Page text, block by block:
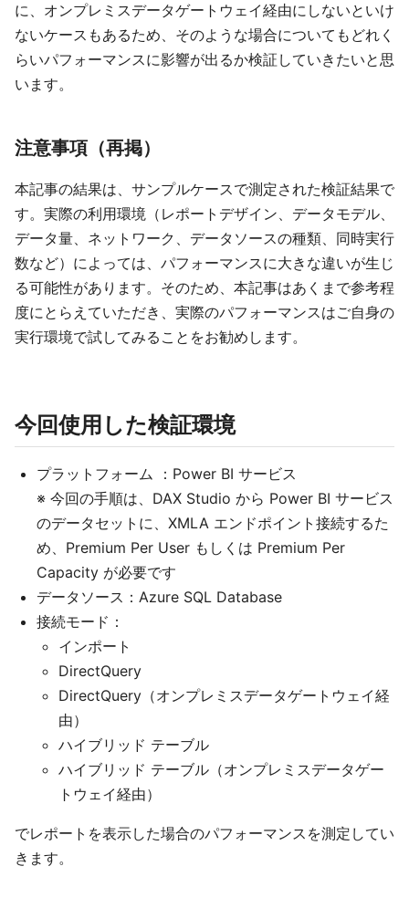
に、オンプレミスデータゲートウェイ経由にしないといけ
ないケースもあるため、そのような場合についてもどれく
らいパフォーマンスに影響が出るか検証していきたいと思
います。
注意事項（再掲）
本記事の結果は、サンプルケースで測定された検証結果で
す。実際の利用環境（レポートデザイン、データモデル、
データ量、ネットワーク、データソースの種類、同時実行
数など）によっては、パフォーマンスに大きな違いが生じ
る可能性があります。そのため、本記事はあくまで参考程
度にとらえていただき、実際のパフォーマンスはご自身の
実行環境で試してみることをお勧めします。
今回使用した検証環境
プラットフォーム ：Power BI サービス
※ 今回の手順は、DAX Studio から Power BI サービス
のデータセットに、XMLA エンドポイント接続するた
め、Premium Per User もしくは Premium Per
Capacity が必要です
データソース：Azure SQL Database
接続モード：
インポート
DirectQuery
DirectQuery（オンプレミスデータゲートウェイ経
由）
ハイブリッド テーブル
ハイブリッド テーブル（オンプレミスデータゲー
トウェイ経由）
でレポートを表示した場合のパフォーマンスを測定してい
きます。